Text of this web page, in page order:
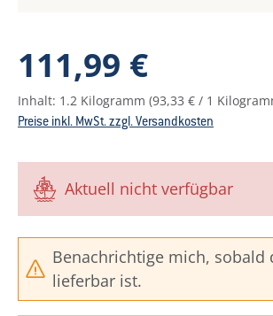
Regulärer Preis:
111,99 €
Inhalt: 1.2 Kilogramm (93,33 € / 1
Preise inkl. MwSt. zzgl. Versandkosten
Aktuell nicht verfügbar
Benachrichtige mich, sobald
lieferbar ist.